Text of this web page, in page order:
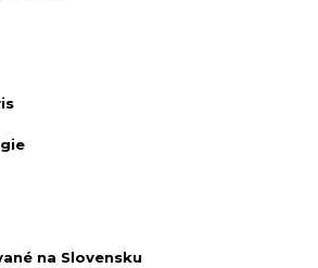
na Slovensku